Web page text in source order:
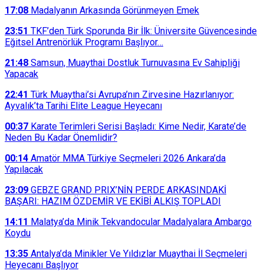
17:08 Madalyanın Arkasında Görünmeyen Emek
23:51 TKF’den Türk Sporunda Bir İlk: Üniversite Güvencesinde
Eğitsel Antrenörlük Programı Başlıyor…
21:48 Samsun, Muaythai Dostluk Turnuvasına Ev Sahipliği
Yapacak
22:41 Türk Muaythai’si Avrupa’nın Zirvesine Hazırlanıyor:
Ayvalık’ta Tarihi Elite League Heyecanı
00:37 Karate Terimleri Serisi Başladı: Kime Nedir, Karate’de
Neden Bu Kadar Önemlidir?
00:14 Amatör MMA Türkiye Seçmeleri 2026 Ankara’da
Yapılacak
23:09 GEBZE GRAND PRIX’NİN PERDE ARKASINDAKİ
BAŞARI: HAZIM ÖZDEMİR VE EKİBİ ALKIŞ TOPLADI
14:11 Malatya’da Minik Tekvandocular Madalyalara Ambargo
Koydu
13:35 Antalya’da Minikler Ve Yıldızlar Muaythai İl Seçmeleri
Heyecanı Başlıyor